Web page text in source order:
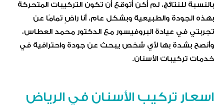
بالنسبة للنتائج، لم أكن أتوقع أن تكون التركيبات المتحركة
بهذه الجودة والطبيعية وبشكل عام، أنا راضٍ تمامًا عن
تجربتي في عيادة البروفيسور مع الدكتور محمد العطاس،
وأنصح بشدة بها لأي شخص يبحث عن جودة واحترافية في
خدمات تركيبات الأسنان.
اسعار تركيب الأسنان في الرياض